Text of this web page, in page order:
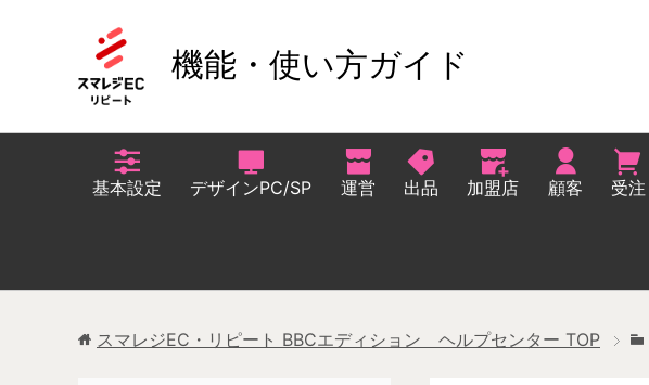
機能・使い方ガイド
基本設定 デザインPC/SP 運営 出品 加盟店 顧客 受注
スマレジEC・リピート BBCエディション ヘルプセンター TOP